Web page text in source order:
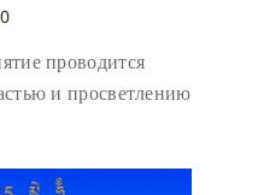
проводится
и просветлению